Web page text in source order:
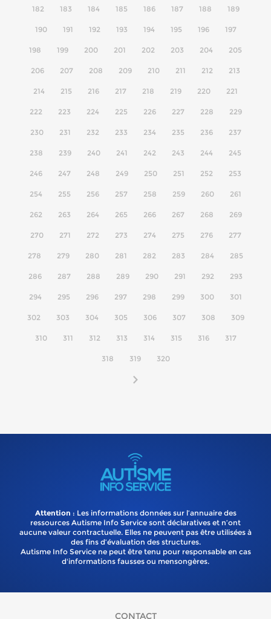
182 183 184 185 186 187 188 189
190 191 192 193 194 195 196 197
198 199 200 201 202 203 204 205
206 207 208 209 210 211 212 213
214 215 216 217 218 219 220 221
222 223 224 225 226 227 228 229
230 231 232 233 234 235 236 237
238 239 240 241 242 243 244 245
246 247 248 249 250 251 252 253
254 255 256 257 258 259 260 261
262 263 264 265 266 267 268 269
270 271 272 273 274 275 276 277
278 279 280 281 282 283 284 285
286 287 288 289 290 291 292 293
294 295 296 297 298 299 300 301
302 303 304 305 306 307 308 309
310 311 312 313 314 315 316 317
318 319 320
Attention : Les informations données sur l’annuaire des
ressources Autisme Info Service sont déclaratives et n’ont
aucune valeur contractuelle. Elles ne peuvent pas être utilisées à
des fins d’évaluation des structures.
Autisme Info Service ne peut être tenu pour responsable en cas
d'informations fausses ou mensongères.
CONTACT